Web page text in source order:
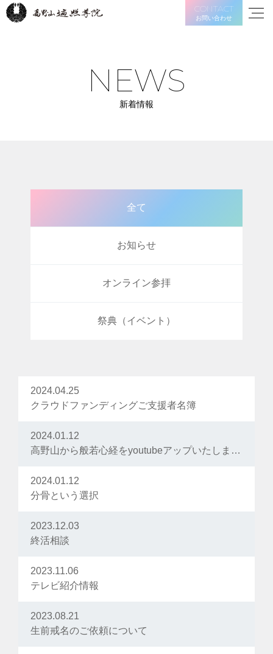
CONTACT
お問い合わせ
NEWS
新着情報
全て
お知らせ
オンライン参拝
祭典（イベント）
2024.04.25
クラウドファンディングご支援者名簿
2024.01.12
高野山から般若心経をyoutubeアップいたしました
2024.01.12
分骨という選択
2023.12.03
終活相談
2023.11.06
テレビ紹介情報
2023.08.21
生前戒名のご依頼について